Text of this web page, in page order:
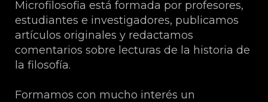
Microfilosofia está formada por profesores,
estudiantes e investigadores, publicamos
artículos originales y redactamos
comentarios sobre lecturas de la historia de
la filosofía.
Formamos con mucho interés un